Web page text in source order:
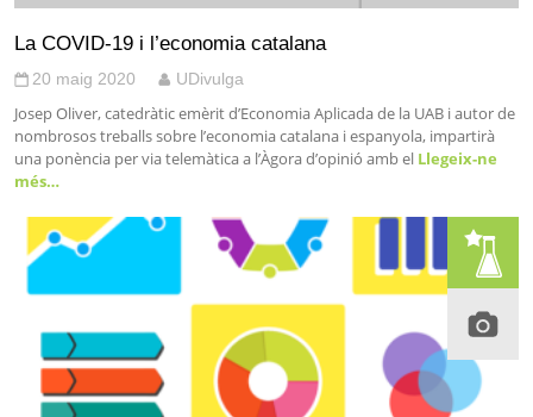
La COVID-19 i l’economia catalana
20 maig 2020 UDivulga
Josep Oliver, catedràtic emèrit d’Economia Aplicada de la UAB i autor de
nombrosos treballs sobre l’economia catalana i espanyola, impartirà
una ponència per via telemàtica a l’Àgora d’opinió amb el Llegeix-ne
més…